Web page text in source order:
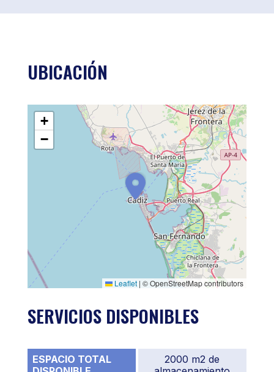
UBICACIÓN
+
−
Leaflet | © OpenStreetMap contributors
SERVICIOS DISPONIBLES
ESPACIO TOTAL
2000 m2 de